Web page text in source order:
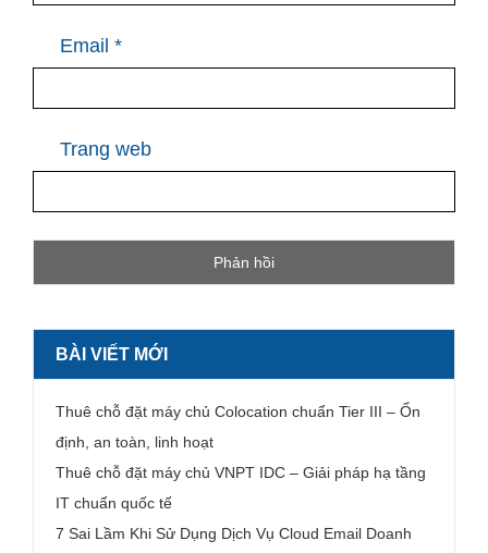
Email *
Trang web
BÀI VIẾT MỚI
Thuê chỗ đặt máy chủ Colocation chuẩn Tier III – Ổn
định, an toàn, linh hoạt
Thuê chỗ đặt máy chủ VNPT IDC – Giải pháp hạ tầng
IT chuẩn quốc tế
7 Sai Lầm Khi Sử Dụng Dịch Vụ Cloud Email Doanh